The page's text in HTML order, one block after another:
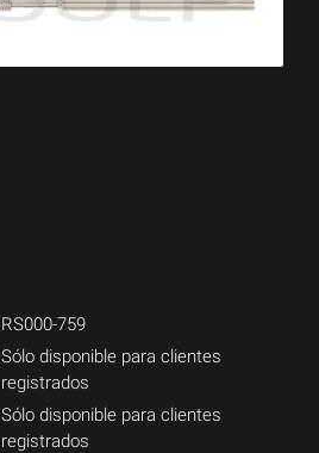
RS000-759
Sólo disponible para clientes
registrados
Sólo disponible para clientes
registrados